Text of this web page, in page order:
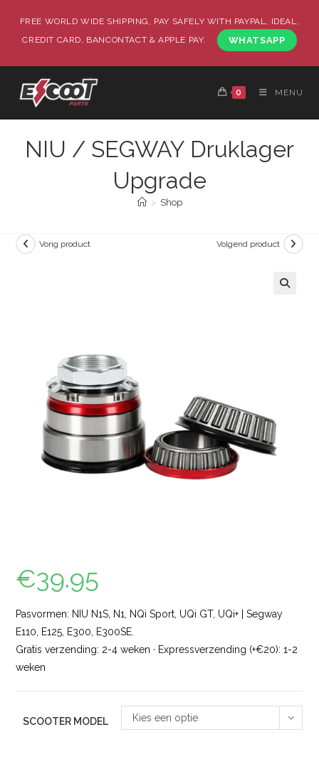
FREE WORLD WIDE SHIPPING, PAY SAFELY WITH PAYPAL, IDEAL,
CREDIT CARD, BANCONTACT & APPLE PAY.
WHATSAPP
0 MENU
NIU / SEGWAY Druklager
Upgrade
> Shop
Vorig product Volgend product
€39.95
Pasvormen: NIU N1S, N1, NQi Sport, UQi GT, UQi+ | Segway
E110, E125, E300, E300SE.
Gratis verzending: 2-4 weken · Expressverzending (+€20): 1-2
weken
SCOOTER MODEL Kies een optie